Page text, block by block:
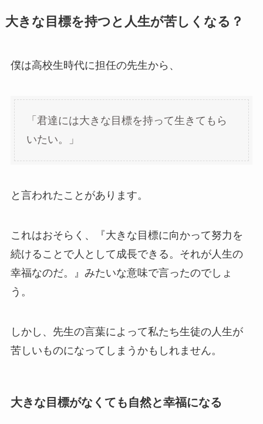
大きな目標を持つと人生が苦しくなる？
僕は高校生時代に担任の先生から、
「君達には大きな目標を持って生きてもら
いたい。」
と言われたことがあります。
これはおそらく、『大きな目標に向かって努力を
続けることで人として成長できる。それが人生の
幸福なのだ。』みたいな意味で言ったのでしょ
う。
しかし、先生の言葉によって私たち生徒の人生が
苦しいものになってしまうかもしれません。
大きな目標がなくても自然と幸福になる